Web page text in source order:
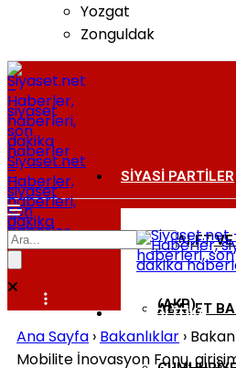
Yozgat
Zonguldak
Siyaset.net
–
Haberler,
siyaset
haberleri,
son
dakika
haberler
SIYASI PARTILER
ADALET
(AKP)
BAKANLIKLAR
ADALET
DIŞ POLITIKA
Ana Sayfa › Bakanlıklar ›
Mobilite İnovasyon Fonu,